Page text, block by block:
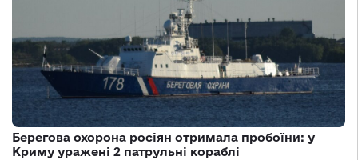
Берегова охорона росіян отримала пробоїни: у
Криму уражені 2 патрульні кораблі